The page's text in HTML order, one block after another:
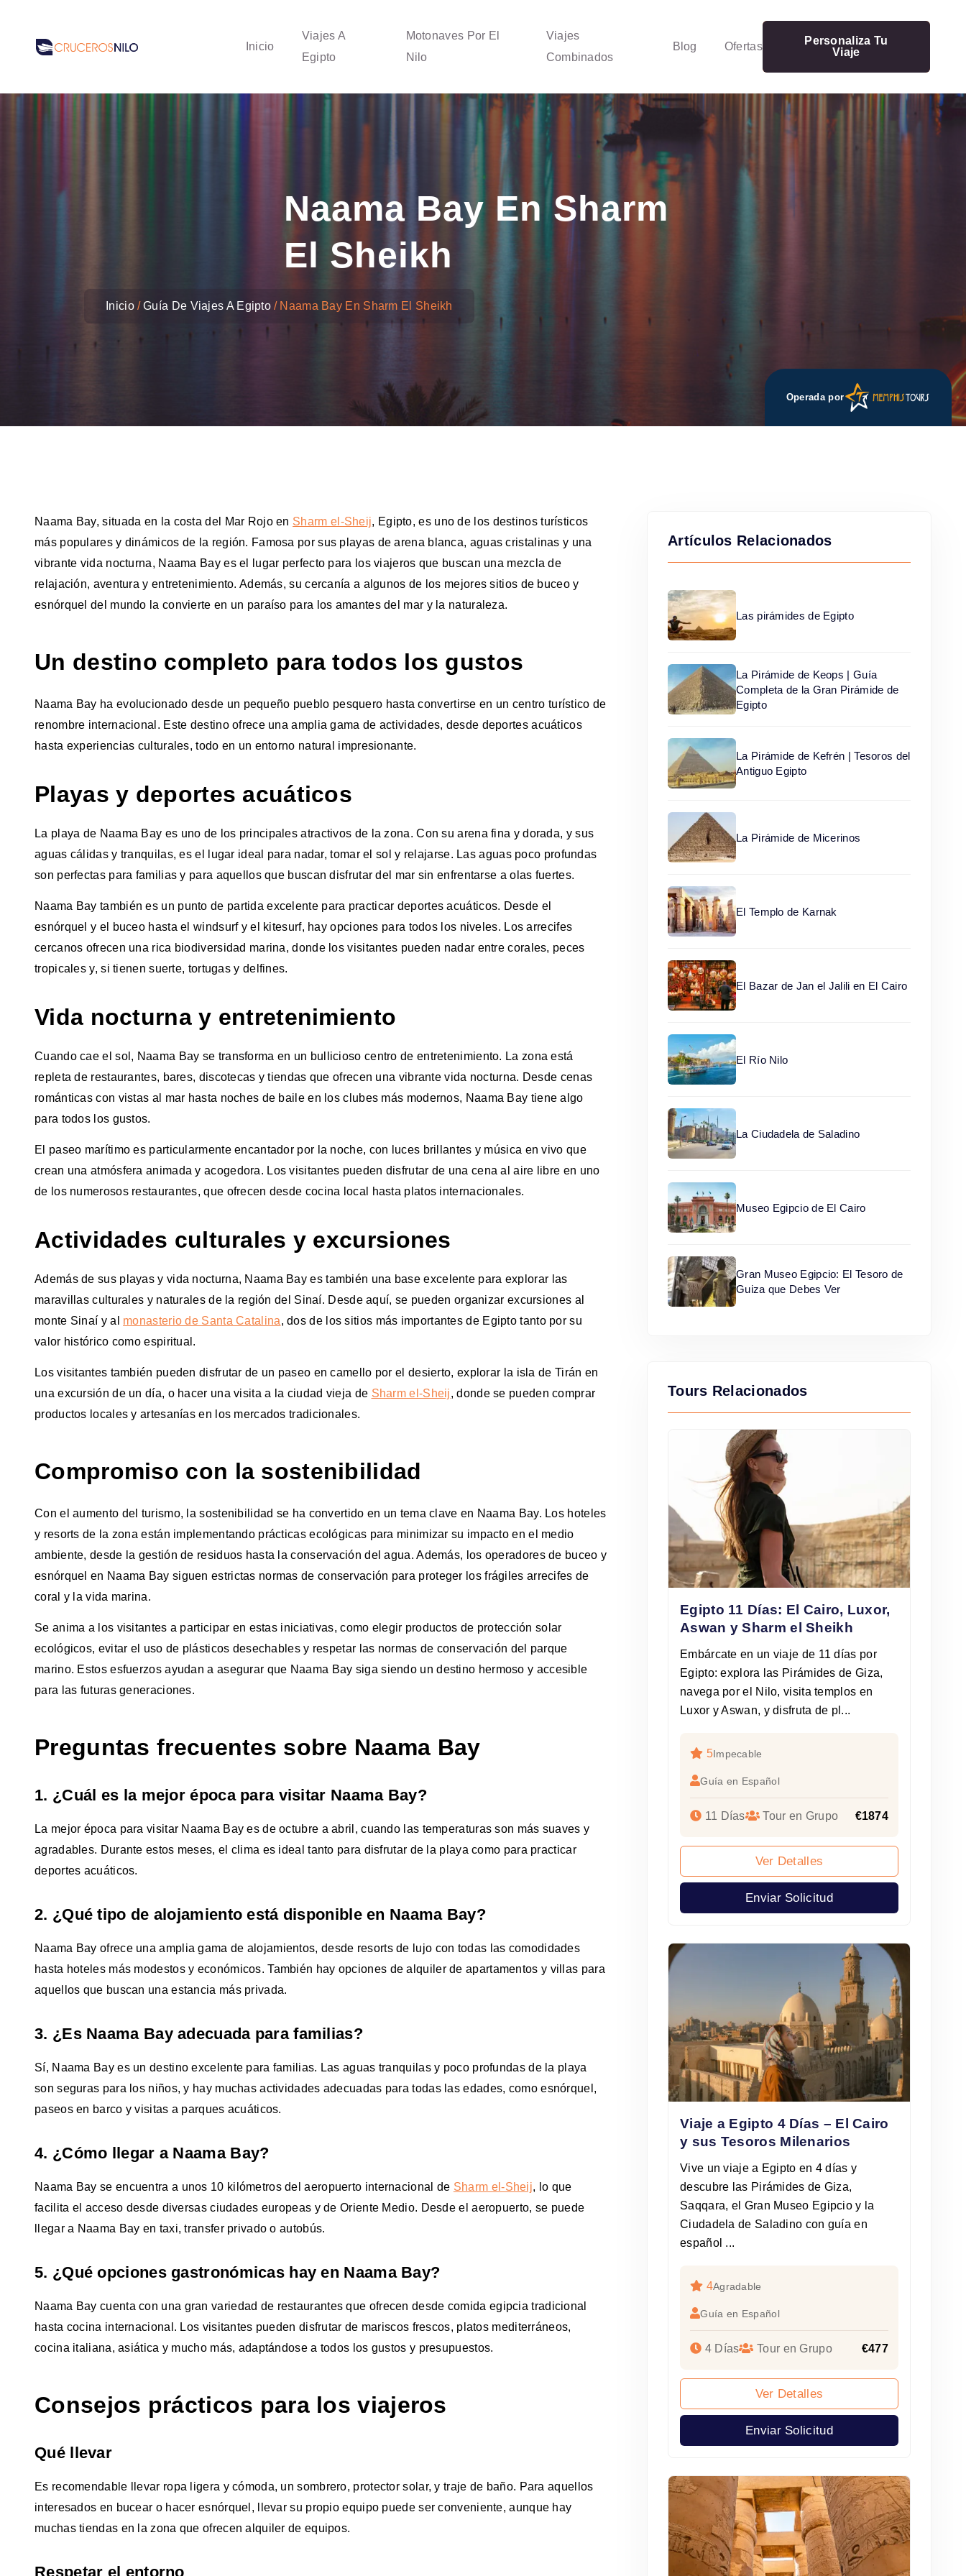
Inicio
Viajes A
Egipto
Motonaves Por El
Nilo
Viajes
Combinados
Blog Ofertas
Personaliza Tu
Viaje
Naama Bay En Sharm
El Sheikh
Inicio Guía De Viajes A Egipto Naama Bay En Sharm El Sheikh
Operada por
Naama Bay, situada en la costa del Mar Rojo en Sharm el-Sheij, Egipto, es uno de los destinos turísticos
más populares y dinámicos de la región. Famosa por sus playas de arena blanca, aguas cristalinas y una
vibrante vida nocturna, Naama Bay es el lugar perfecto para los viajeros que buscan una mezcla de
relajación, aventura y entretenimiento. Además, su cercanía a algunos de los mejores sitios de buceo y
esnórquel del mundo la convierte en un paraíso para los amantes del mar y la naturaleza.
Un destino completo para todos los gustos
Naama Bay ha evolucionado desde un pequeño pueblo pesquero hasta convertirse en un centro turístico de
renombre internacional. Este destino ofrece una amplia gama de actividades, desde deportes acuáticos
hasta experiencias culturales, todo en un entorno natural impresionante.
Playas y deportes acuáticos
La playa de Naama Bay es uno de los principales atractivos de la zona. Con su arena fina y dorada, y sus
aguas cálidas y tranquilas, es el lugar ideal para nadar, tomar el sol y relajarse. Las aguas poco profundas
son perfectas para familias y para aquellos que buscan disfrutar del mar sin enfrentarse a olas fuertes.
Naama Bay también es un punto de partida excelente para practicar deportes acuáticos. Desde el
esnórquel y el buceo hasta el windsurf y el kitesurf, hay opciones para todos los niveles. Los arrecifes
cercanos ofrecen una rica biodiversidad marina, donde los visitantes pueden nadar entre corales, peces
tropicales y, si tienen suerte, tortugas y delfines.
Vida nocturna y entretenimiento
Cuando cae el sol, Naama Bay se transforma en un bullicioso centro de entretenimiento. La zona está
repleta de restaurantes, bares, discotecas y tiendas que ofrecen una vibrante vida nocturna. Desde cenas
románticas con vistas al mar hasta noches de baile en los clubes más modernos, Naama Bay tiene algo
para todos los gustos.
El paseo marítimo es particularmente encantador por la noche, con luces brillantes y música en vivo que
crean una atmósfera animada y acogedora. Los visitantes pueden disfrutar de una cena al aire libre en uno
de los numerosos restaurantes, que ofrecen desde cocina local hasta platos internacionales.
Actividades culturales y excursiones
Además de sus playas y vida nocturna, Naama Bay es también una base excelente para explorar las
maravillas culturales y naturales de la región del Sinaí. Desde aquí, se pueden organizar excursiones al
monte Sinaí y al monasterio de Santa Catalina, dos de los sitios más importantes de Egipto tanto por su
valor histórico como espiritual.
Los visitantes también pueden disfrutar de un paseo en camello por el desierto, explorar la isla de Tirán en
una excursión de un día, o hacer una visita a la ciudad vieja de Sharm el-Sheij, donde se pueden comprar
productos locales y artesanías en los mercados tradicionales.
Compromiso con la sostenibilidad
Con el aumento del turismo, la sostenibilidad se ha convertido en un tema clave en Naama Bay. Los hoteles
y resorts de la zona están implementando prácticas ecológicas para minimizar su impacto en el medio
ambiente, desde la gestión de residuos hasta la conservación del agua. Además, los operadores de buceo y
esnórquel en Naama Bay siguen estrictas normas de conservación para proteger los frágiles arrecifes de
coral y la vida marina.
Se anima a los visitantes a participar en estas iniciativas, como elegir productos de protección solar
ecológicos, evitar el uso de plásticos desechables y respetar las normas de conservación del parque
marino. Estos esfuerzos ayudan a asegurar que Naama Bay siga siendo un destino hermoso y accesible
para las futuras generaciones.
Preguntas frecuentes sobre Naama Bay
1. ¿Cuál es la mejor época para visitar Naama Bay?
La mejor época para visitar Naama Bay es de octubre a abril, cuando las temperaturas son más suaves y
agradables. Durante estos meses, el clima es ideal tanto para disfrutar de la playa como para practicar
deportes acuáticos.
2. ¿Qué tipo de alojamiento está disponible en Naama Bay?
Naama Bay ofrece una amplia gama de alojamientos, desde resorts de lujo con todas las comodidades
hasta hoteles más modestos y económicos. También hay opciones de alquiler de apartamentos y villas para
aquellos que buscan una estancia más privada.
3. ¿Es Naama Bay adecuada para familias?
Sí, Naama Bay es un destino excelente para familias. Las aguas tranquilas y poco profundas de la playa
son seguras para los niños, y hay muchas actividades adecuadas para todas las edades, como esnórquel,
paseos en barco y visitas a parques acuáticos.
4. ¿Cómo llegar a Naama Bay?
Naama Bay se encuentra a unos 10 kilómetros del aeropuerto internacional de Sharm el-Sheij, lo que
facilita el acceso desde diversas ciudades europeas y de Oriente Medio. Desde el aeropuerto, se puede
llegar a Naama Bay en taxi, transfer privado o autobús.
5. ¿Qué opciones gastronómicas hay en Naama Bay?
Naama Bay cuenta con una gran variedad de restaurantes que ofrecen desde comida egipcia tradicional
hasta cocina internacional. Los visitantes pueden disfrutar de mariscos frescos, platos mediterráneos,
cocina italiana, asiática y mucho más, adaptándose a todos los gustos y presupuestos.
Consejos prácticos para los viajeros
Qué llevar
Es recomendable llevar ropa ligera y cómoda, un sombrero, protector solar, y traje de baño. Para aquellos
interesados en bucear o hacer esnórquel, llevar su propio equipo puede ser conveniente, aunque hay
muchas tiendas en la zona que ofrecen alquiler de equipos.
Respetar el entorno
Artículos Relacionados
Las pirámides de Egipto
La Pirámide de Keops | Guía
Completa de la Gran Pirámide de
Egipto
La Pirámide de Kefrén | Tesoros del
Antiguo Egipto
La Pirámide de Micerinos
El Templo de Karnak
El Bazar de Jan el Jalili en El Cairo
El Río Nilo
La Ciudadela de Saladino
Museo Egipcio de El Cairo
Gran Museo Egipcio: El Tesoro de
Guiza que Debes Ver
Tours Relacionados
Egipto 11 Días: El Cairo, Luxor,
Aswan y Sharm el Sheikh
Embárcate en un viaje de 11 días por
Egipto: explora las Pirámides de Giza,
navega por el Nilo, visita templos en
Luxor y Aswan, y disfruta de pl...
5Impecable
Guía en Español
11 Días Tour en Grupo €1874
Ver Detalles
Enviar Solicitud
Viaje a Egipto 4 Días – El Cairo
y sus Tesoros Milenarios
Vive un viaje a Egipto en 4 días y
descubre las Pirámides de Giza,
Saqqara, el Gran Museo Egipcio y la
Ciudadela de Saladino con guía en
español ...
4Agradable
Guía en Español
4 Días Tour en Grupo €477
Ver Detalles
Enviar Solicitud